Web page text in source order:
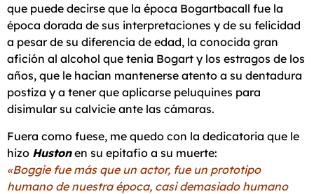
que puede decirse que la época Bogartbacall fue la
época dorada de sus interpretaciones y de su felicidad
a pesar de su diferencia de edad, la conocida gran
afición al alcohol que tenia Bogart y los estragos de los
años, que le hacian mantenerse atento a su dentadura
postiza y a tener que aplicarse peluquines para
disimular su calvicie ante las cámaras.
Fuera como fuese, me quedo con la dedicatoria que le
hizo Hustonen su epitafio a su muerte:
«Boggie fue más que un actor, fue un prototipo
humano de nuestra época, casi demasiado humano